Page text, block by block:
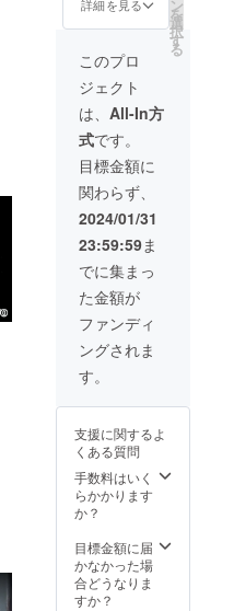
量産効
場合、
売価格
が販売
予定価
格より
下がる
可能性
もござ
いま
自転車
用ホル
ダーは
別売り
となり
ます。
ご希望
の場合
は追加
オプ
ション
をご購
入くだ
さい。
※皆様の
ご支援
により
量産効
場合、
正規販
売価格
が販売
予定価
格より
もござ
いま
す。
45%OF
F X2
Light 10
個をお
送りい
たしま
す。 ■
商品内
容 X2
Light
×10 専
用シリ
コン製
シェー
ド ×10
取扱説
明書
×10 ※税
込、送
料込み
ます。
用ホル
ダーは
別売り
となり
ます。
の場合
は追加
オプ
ション
詳細を見る ン
を
選
択
す
る
このプロ
ジェクト
は、 All-In方
式です。
目標金額に
関わらず、
2024/01/31
23:59:59ま
でに集まっ
た金額が
ファンディ
ングされま
す。
支援に関するよ
くある質問
手数料はいく
らかかります
か？
目標金額に届
かなかった場
合どうなりま
すか？